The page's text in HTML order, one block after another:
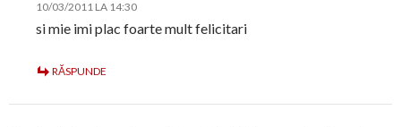
10/03/2011 LA 14:30
si mie imi plac foarte mult felicitari
RĂSPUNDE